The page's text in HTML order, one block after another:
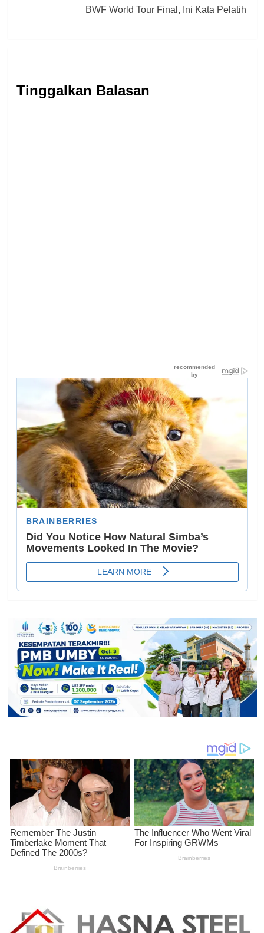
BWF World Tour Final, Ini Kata Pelatih
Tinggalkan Balasan